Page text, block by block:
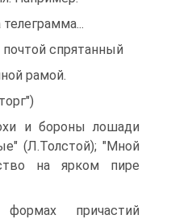
спрятанный
рамой.
и бороны лошади
(Л.Толстой); "Мной
на ярком пире
причастий